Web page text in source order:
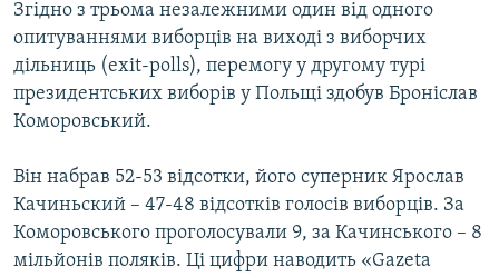
КРИМ РЕАЛІЇ
РУС
УКР
КТАТ
ДОЛУЧАЙСЯ!
Згідно з трьома незалежними один від одного
опитуваннями виборців на виході з виборчих
дільниць (exit-polls), перемогу у другому турі
президентських виборів у Польщі здобув Броніслав
Коморовський.
Він набрав 52-53 відсотки, його суперник Ярослав
Качиньский – 47-48 відсотків голосів виборців. За
Коморовського проголосували 9, за Качинського – 8
мільйонів поляків. Ці цифри наводить «Gazeta